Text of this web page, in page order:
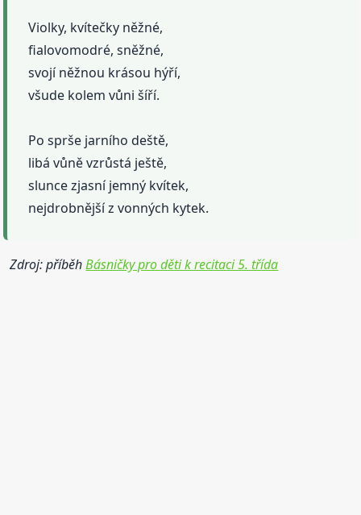
Violky, kvítečky něžné,
fialovomodré, sněžné,
svojí něžnou krásou hýří,
všude kolem vůni šíří.
Po sprše jarního deště,
libá vůně vzrůstá ještě,
slunce zjasní jemný kvítek,
nejdrobnější z vonných kytek.
Zdroj: příběhBásničky pro děti k recitaci 5. třída